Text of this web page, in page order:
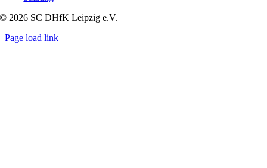
© 2026 SC DHfK Leipzig e.V.
Page load link